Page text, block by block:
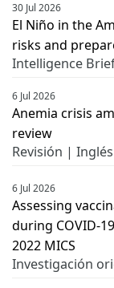
30 Jul 2026
El Niño in the
risks and
Intelligence
6 Jul 2026
Anemia crisis
review
Revisión |
6 Jul 2026
Assessing
during COVID-
2022 MICS
Investigación